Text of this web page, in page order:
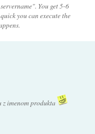
You get 5-6
you can execute the
z imenom produkta